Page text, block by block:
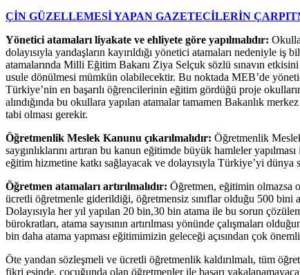
ÇİN GÜZELLEMESİ YAPAN GAZETECİLERİN
Yönetici atamaları liyakate ve ehliyete göre yapılmalıdır:
dolayısıyla yandaşların kayırıldığı yönetici atamaları nedeniyle
atamalarında Milli Eğitim Bakanı Ziya Selçuk sözlü sınavın etkisini
usule dönülmesi mümkün olabilecektir. Bu noktada MEB’de
Türkiye’nin en başarılı öğrencilerinin eğitim gördüğü proje
alındığında bu okullara yapılan atamalar tamamen Bakanlık
tabi olması gerekir.
Öğretmenlik Meslek Kanunu çıkarılmalıdır: Öğretmenlik
saygınlıklarını artıran bu kanun eğitimde büyük hamleler
eğitim hizmetine katkı sağlayacak ve dolayısıyla Türkiye’yi dünya
Öğretmen atamaları artırılmalıdır: Öğretmen, eğitimin olmazsa
ücretli öğretmenle giderildiği, öğretmensiz sınıflar olduğu 500 bini
Dolayısıyla her yıl yapılan 20 bin,30 bin atama ile bu sorun
bürokratları, atama sayısının artırılması yönünde çalışmaları
bin daha atama yapması eğitimimizin geleceği açısından çok
Öte yandan sözleşmeli ve ücretli öğretmenlik kaldırılmalı, tüm
fikri eşinde, çocuğunda olan öğretmenler ile başarı